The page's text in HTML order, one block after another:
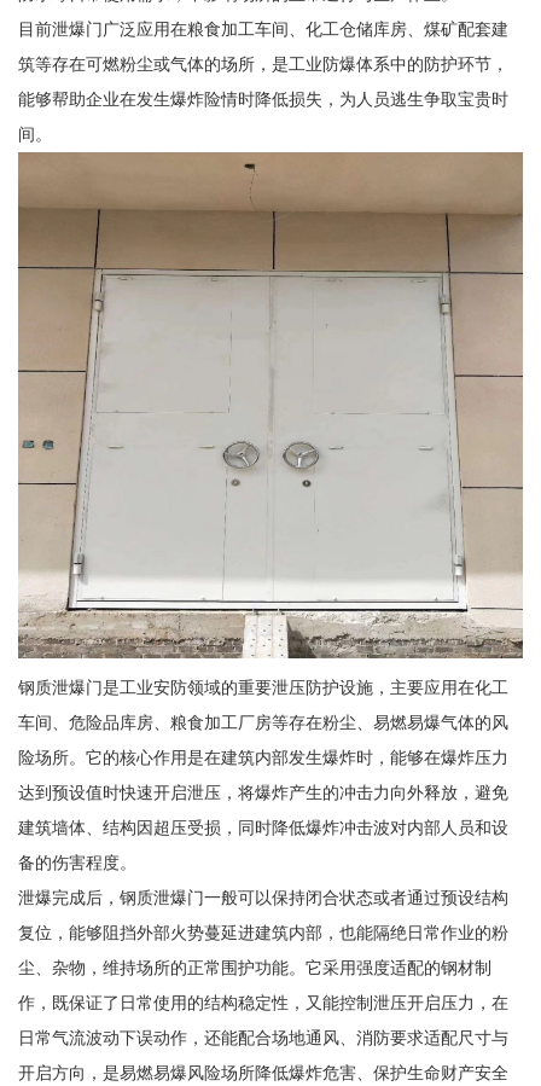
目前泄爆门广泛应用在粮食加工车间、化工仓储库房、煤矿配套建
筑等存在可燃粉尘或气体的场所，是工业防爆体系中的防护环节，
能够帮助企业在发生爆炸险情时降低损失，为人员逃生争取宝贵时
间。
钢质泄爆门是工业安防领域的重要泄压防护设施，主要应用在化工
车间、危险品库房、粮食加工厂房等存在粉尘、易燃易爆气体的风
险场所。它的核心作用是在建筑内部发生爆炸时，能够在爆炸压力
达到预设值时快速开启泄压，将爆炸产生的冲击力向外释放，避免
建筑墙体、结构因超压受损，同时降低爆炸冲击波对内部人员和设
备的伤害程度。
泄爆完成后，钢质泄爆门一般可以保持闭合状态或者通过预设结构
复位，能够阻挡外部火势蔓延进建筑内部，也能隔绝日常作业的粉
尘、杂物，维持场所的正常围护功能。它采用强度适配的钢材制
作，既保证了日常使用的结构稳定性，又能控制泄压开启压力，在
日常气流波动下误动作，还能配合场地通风、消防要求适配尺寸与
开启方向，是易燃易爆风险场所降低爆炸危害、保护生命财产安全